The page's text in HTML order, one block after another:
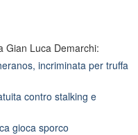
Gian Luca Demarchi:
incriminata per truffa
contro stalking e
gioca sporco